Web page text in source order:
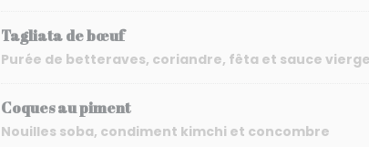
Tagliata de bœuf
Purée de betteraves, coriandre, fêta et sauce
Coques au piment
Nouilles soba, condiment kimchi et concombre